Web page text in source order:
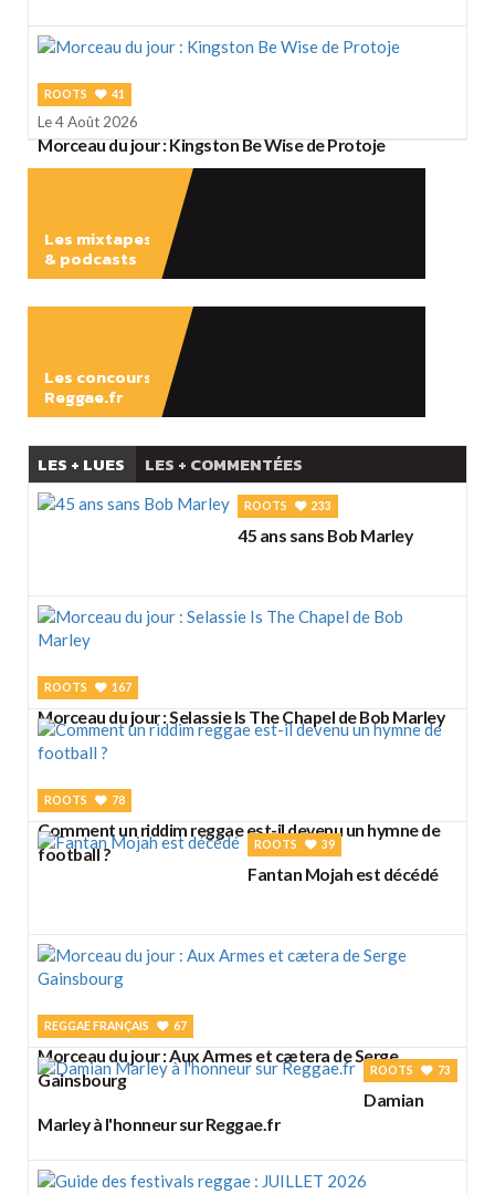
ROOTS 41
Le 4 Août 2026
Morceau du jour : Kingston Be Wise de Protoje
Les mixtapes
& podcasts
Les concours
Reggae.fr
LES + LUES LES + COMMENTÉES
ROOTS 233
45 ans sans Bob Marley
ROOTS 167
Morceau du jour : Selassie Is The Chapel de Bob Marley
ROOTS 78
Comment un riddim reggae est-il devenu un hymne de
football ?
ROOTS 39
Fantan Mojah est décédé
REGGAE FRANÇAIS 67
Morceau du jour : Aux Armes et cætera de Serge
Gainsbourg
ROOTS 73
Damian
Marley à l'honneur sur Reggae.fr